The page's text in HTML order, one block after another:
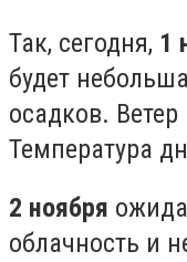
Так, сегодня, 1
будет
осадков.
Температура
2 ноября
облачность и